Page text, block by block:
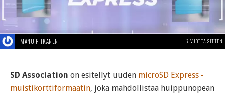
MANU PITKÄNEN 7 VUOTTA SITTEN
SD Association on esitellyt uuden microSD Express -
muistikorttiformaatin, joka mahdollistaa huippunopean